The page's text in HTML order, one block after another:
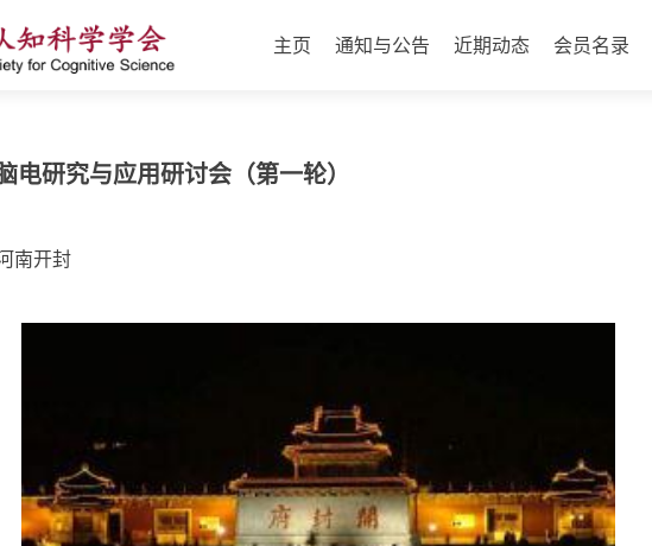
主页 通知与公告 近期动态 会员名录
电研究与应用研讨会（第一轮）
南开封